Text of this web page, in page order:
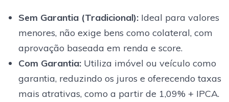
Sem Garantia (Tradicional):Ideal para valores
menores, não exige bens como colateral, com
aprovação baseada em renda e score.
Com Garantia:Utiliza imóvel ou veículo como
garantia, reduzindo os juros e oferecendo taxas
mais atrativas, como a partir de 1,09% + IPCA.